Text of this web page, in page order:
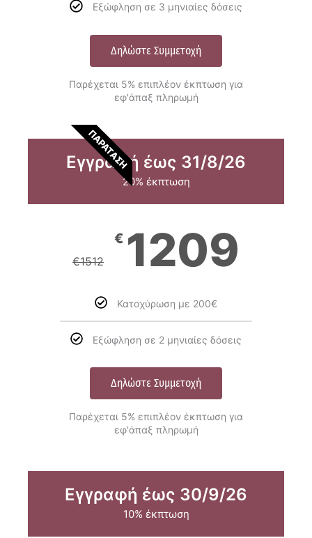
Εξώφληση σε 3 μηνιαίες δόσεις
Δηλώστε Συμμετοχή
Παρέχεται 5% επιπλέον έκπτωση για
εφ'άπαξ πληρωμή
ΠΑΡΑΤΑΣΗ
Εγγραφή έως 31/8/26
20% έκπτωση
€1512
€ 1209
Κατοχύρωση με 200€
Εξώφληση σε 2 μηνιαίες δόσεις
Δηλώστε Συμμετοχή
Παρέχεται 5% επιπλέον έκπτωση για
εφ'άπαξ πληρωμή
Εγγραφή έως 30/9/26
10% έκπτωση